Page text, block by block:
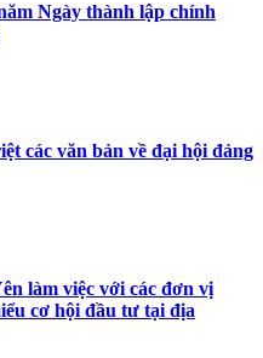
Ngày thành lập chính
các văn bản về đại hội đảng
làm việc với các đơn vị
cơ hội đầu tư tại địa